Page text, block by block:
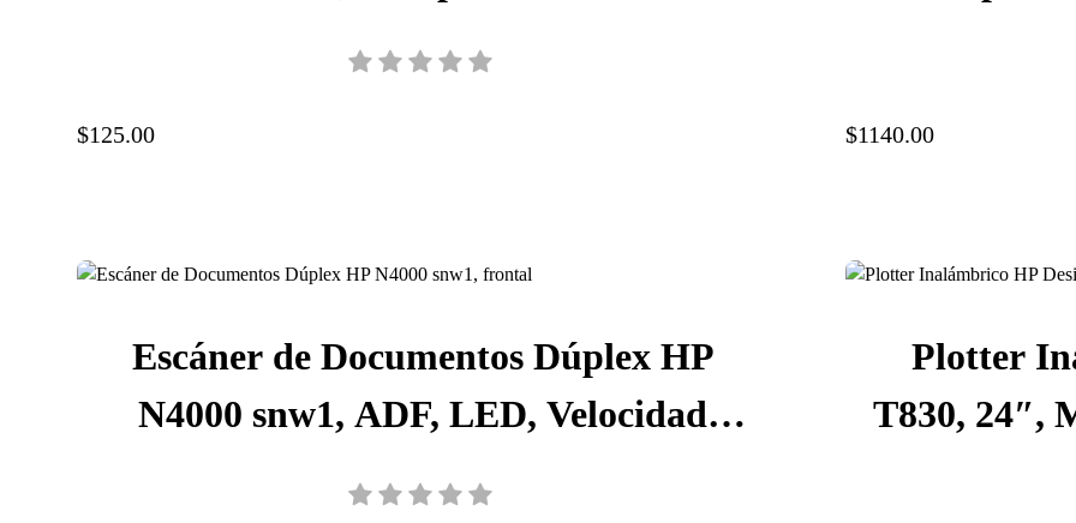
$125.00 $1140.00
Escáner de Documentos Dúplex HP
N4000 snw1, ADF, LED, Velocidad
Plotter
T830, 24″,